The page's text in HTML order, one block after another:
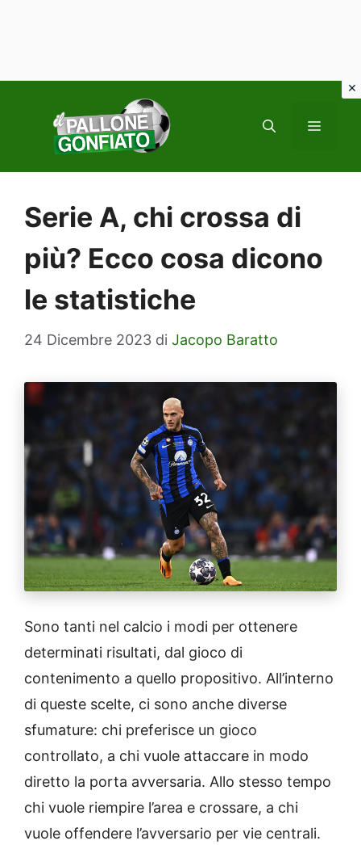
contenuto
MENU
Serie A, chi crossa di
più? Ecco cosa dicono
le statistiche
24 Dicembre 2023 di Jacopo Baratto
Sono tanti nel calcio i modi per ottenere
determinati risultati, dal gioco di
contenimento a quello propositivo. All’interno
di queste scelte, ci sono anche diverse
sfumature: chi preferisce un gioco
controllato, a chi vuole attaccare in modo
diretto la porta avversaria. Allo stesso tempo
chi vuole riempire l’area e crossare, a chi
vuole offendere l’avversario per vie centrali.